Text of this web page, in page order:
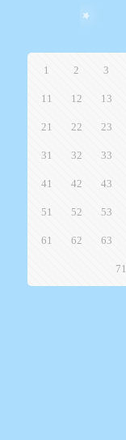
1 2 3
11 12 13
21 22 23
31 32 33
41 42 43
51 52 53
61 62 63
71